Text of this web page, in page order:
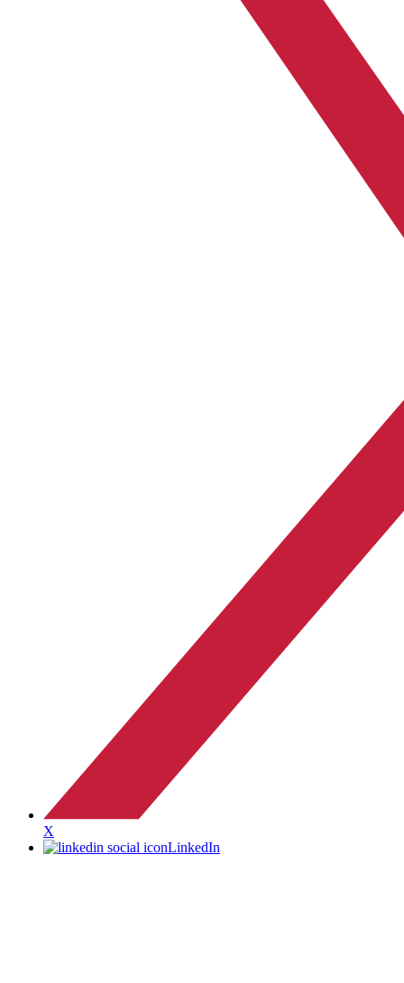
X
LinkedIn